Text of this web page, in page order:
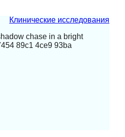
Клинические исследования